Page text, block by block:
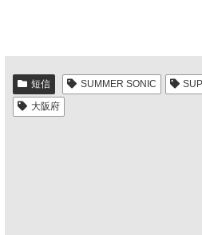
短信 SUMMER SONIC
大阪府